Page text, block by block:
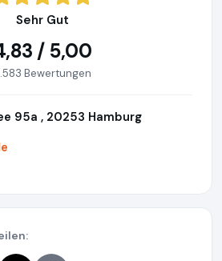
Sehr Gut
/ 5,00
Bewertungen
95a , 20253 Hamburg